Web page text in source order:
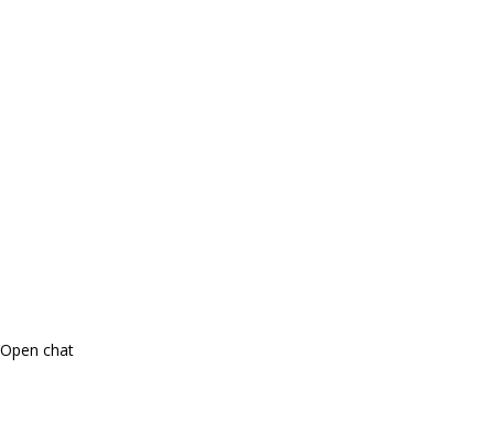
Open chat